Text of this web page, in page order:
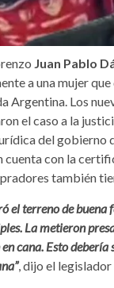
Juan Pablo
a una mujer
Argentina. Los
el caso a la
del gobierno
cuenta con la
también
el terreno de buena
La metieron
cana. Esto debería
, dijo el